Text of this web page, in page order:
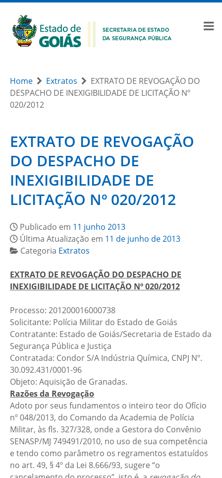
Home Extratos
EXTRATO DE REVOGAÇÃO DO
DESPACHO DE INEXIGIBILIDADE DE LICITAÇÃO Nº
020/2012
EXTRATO DE REVOGAÇÃO
DO DESPACHO DE
INEXIGIBILIDADE DE
LICITAÇÃO Nº 020/2012
Publicado em 11 junho 2013
Última Atualização em 11 de junho de 2013
Categoria Extratos
EXTRATO DE REVOGAÇÃO DO DESPACHO DE
INEXIGIBILIDADE DE LICITAÇÃO Nº 020/2012
Processo: 201200016000738
Solicitante: Polícia Militar do Estado de Goiás
Contratante: Estado de Goiás/Secretaria de Estado da
Segurança Pública e Justiça
Contratada: Condor S/A Indústria Química, CNPJ Nº.
30.092.431/0001-96
Objeto: Aquisição de Granadas.
Razões da Revogação
Adoto por seus fundamentos o inteiro teor do Ofício
nº 048/2013, do Comando da Academia de Polícia
Militar, às fls. 327/328, onde a Gestora do Convênio
SENASP/MJ 749491/2010, no uso de sua competência
e tendo como parâmetro os regramentos estatuídos
no art. 49, § 4º da Lei 8.666/93, sugere “o